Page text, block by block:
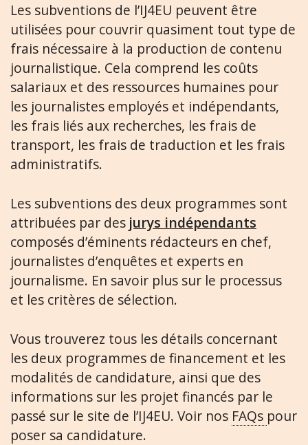
Les subventions de l’IJ4EU peuvent être
utilisées pour couvrir quasiment tout type de
frais nécessaire à la production de contenu
journalistique. Cela comprend les coûts
salariaux et des ressources humaines pour
les journalistes employés et indépendants,
les frais liés aux recherches, les frais de
transport, les frais de traduction et les frais
administratifs.
Les subventions des deux programmes sont
attribuées par des jurys indépendants
composés d’éminents rédacteurs en chef,
journalistes d’enquêtes et experts en
journalisme. En savoir plus sur le processus
et les critères de sélection.
Vous trouverez tous les détails concernant
les deux programmes de financement et les
modalités de candidature, ainsi que des
informations sur les projet financés par le
passé sur le site de l’IJ4EU. Voir nos FAQs pour
poser sa candidature.